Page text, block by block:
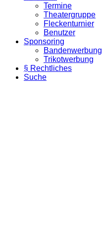
Termine
Theatergruppe
Fleckenturnier
Benutzer
Sponsoring
Bandenwerbung
Trikotwerbung
§ Rechtliches
Suche